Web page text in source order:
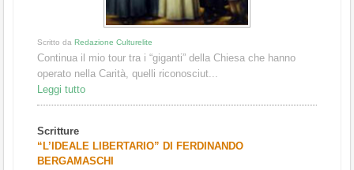
Scritto da Redazione Culturelite
Continua il mio tour tra i “giganti” della Chiesa che hanno
operato nella Carità, quelli riconosciut...
Leggi tutto
Scritture
“L’IDEALE LIBERTARIO” DI FERDINANDO
BERGAMASCHI